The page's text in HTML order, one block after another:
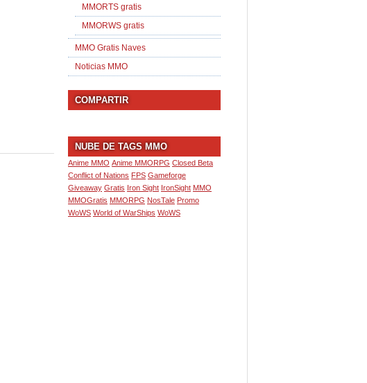
MMORTS gratis
MMORWS gratis
MMO Gratis Naves
Noticias MMO
COMPARTIR
NUBE DE TAGS MMO
Anime MMO Anime MMORPG Closed Beta
Conflict of Nations FPS Gameforge
Giveaway Gratis Iron Sight IronSight MMO
MMOGratis MMORPG NosTale Promo
WoWS World of WarShips WoWS